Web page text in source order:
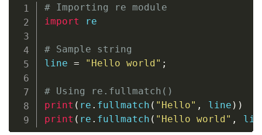
# Importing re module
import re
# Sample string
line = "Hello world" ;
# Using re.fullmatch()
print ( re . fullmatch ( "Hello" , line ) )
print ( re . fullmatch ( "Hello world" ,